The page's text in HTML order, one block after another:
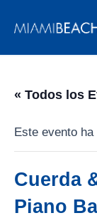
« Todos los
Este evento ha
Cuerda
Piano